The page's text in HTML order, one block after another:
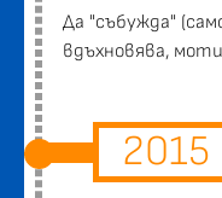
Да "събужда"
вдъхновява,
2015